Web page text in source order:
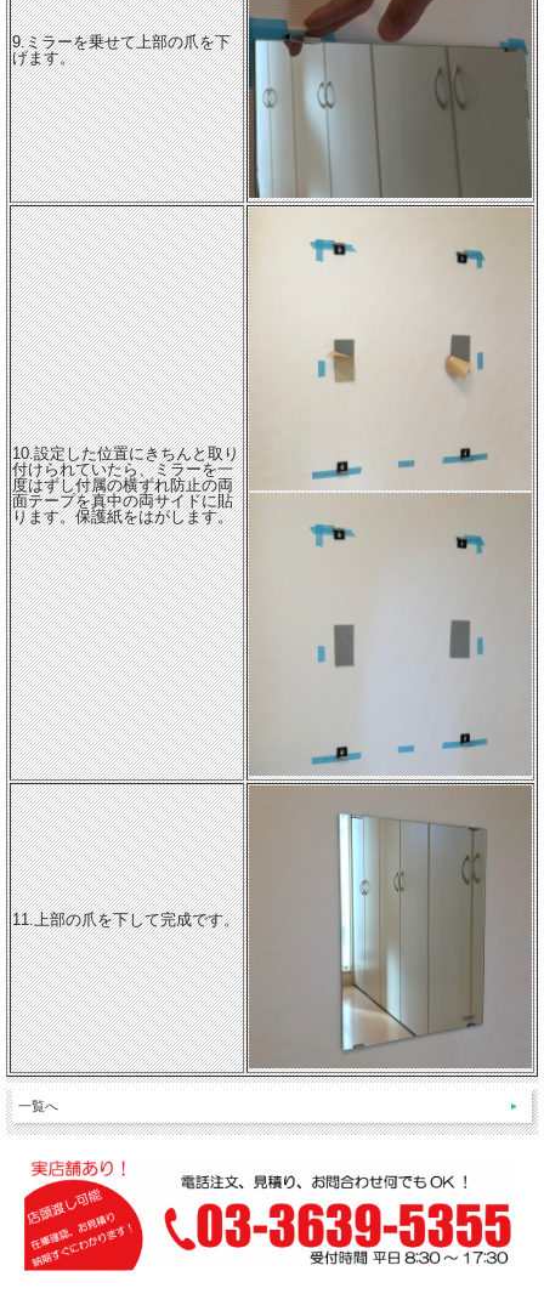
9.ミラーを乗せて上部の爪を下
げます。
10.設定した位置にきちんと取り
付けられていたら、ミラーを一
度はずし付属の横ずれ防止の両
面テープを真中の両サイドに貼
ります。保護紙をはがします。
11.上部の爪を下して完成です。
一覧へ